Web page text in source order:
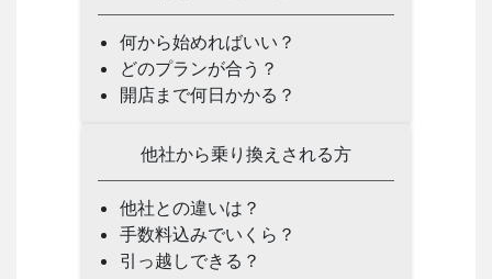
何から始めればいい？
どのプランが合う？
開店まで何日かかる？
他社から乗り換えされる方
他社との違いは？
手数料込みでいくら？
引っ越しできる？